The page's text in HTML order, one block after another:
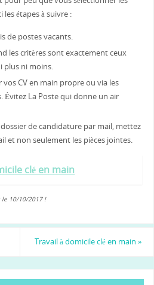
les étapes à suivre :
de postes vacants.
les critères sont exactement ceux
plus ni moins.
vos CV en main propre ou via les
Évitez La Poste qui donne un air
de candidature par mail, mettez
et non seulement les pièces jointes.
clé en main
le 10/10/2017 !
Travail à domicile clé en main»